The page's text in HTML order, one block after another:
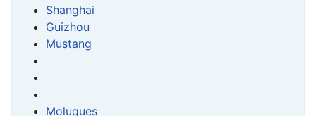
Shanghai
Guizhou
Mustang
Moluques